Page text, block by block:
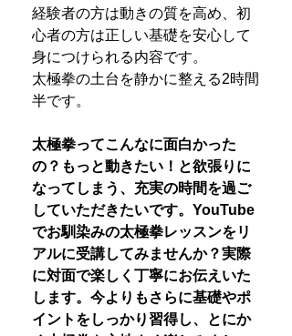
経験者の方は動きの質を高め、初
心者の方は正しい基礎を安心して
身につけられる内容です。
太極拳の土台を静かに整える2時間
半です。
太極拳ってこんなに面白かった
の？もっと動きたい！と欲張りに
なってしまう、充実の時間を過ご
していただきたいです。YouTube
でお馴染みの太極拳レッスンをリ
アルに受講してみませんか？実際
に対面で楽しく丁寧にお伝えいた
します。今よりもさらに基礎やポ
イントをしっかり習得し、とにか